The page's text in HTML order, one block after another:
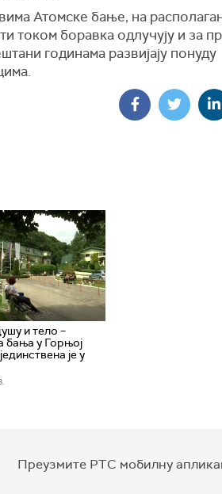
Атомске бање, на
током боравка одлучују и за
годинама развијају понуду
и тело –
бања у Горњој
је у
Преузмите РТС мобилну